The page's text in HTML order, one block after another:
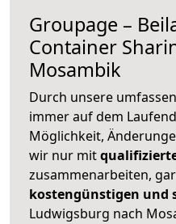
Groupage –
Container
Mosambik
Durch unsere
immer auf dem
Möglichkeit,
wir nur mit
zusammenarbeiten,
kostengünstigen und
Ludwigsburg nach